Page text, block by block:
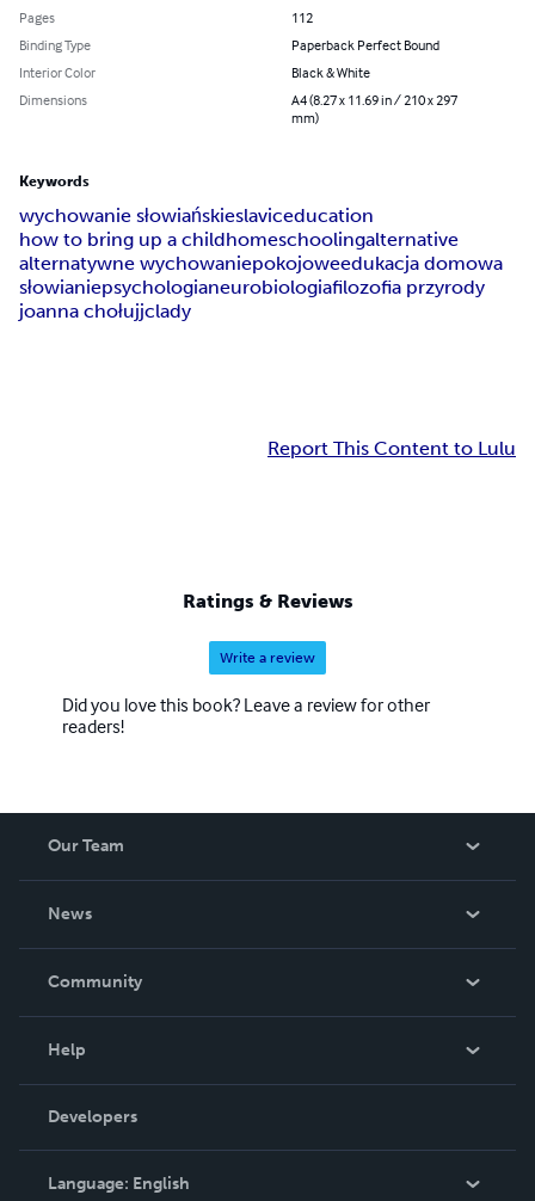
Pages
112
Binding Type
Paperback Perfect Bound
Interior Color
Black & White
Dimensions
A4 (8.27 x 11.69 in / 210 x 297
mm)
Keywords
wychowanie słowiańskieslaviceducation
how to bring up a childhomeschoolingalternative
alternatywne wychowaniepokojoweedukacja domowa
słowianiepsychologianeurobiologiafilozofia przyrody
joanna chołujjclady
Report This Content to Lulu
Ratings & Reviews
Write a review
Did you love this book? Leave a review for other
readers!
Our Team
News
In The News
Community
Podcast
Help
Order Lookup
Knowledge Base
Contact Support
Developers
Language: English